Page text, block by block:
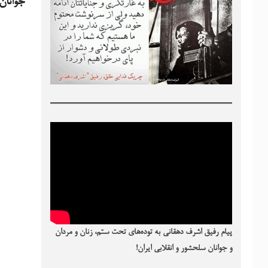
پیام رفیق اشرف دهقانی به توده‌های تحت ستم، زنان و مردان
و جوانان سلحشور و انقلابی ایران!